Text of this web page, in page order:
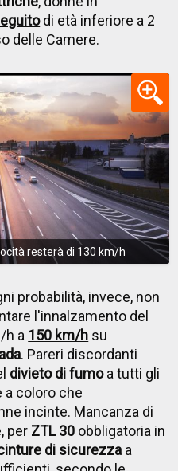
di età inferiore a 2
delle Camere.
resterà di 130 km/h
probabilità, invece, non
l'innalzamento del
h a 150 km/h su
. Pareri discordanti
divieto di fumoa tutti gli
a coloro che
incinte. Mancanza di
per ZTL 30 obbligatoria in
di sicurezza a